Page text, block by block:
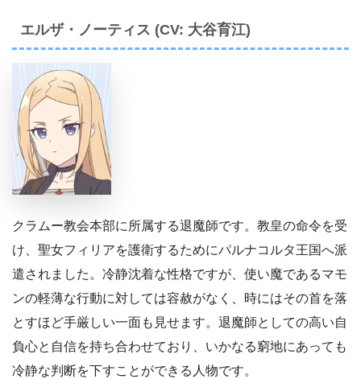
エルザ・ノーティス (CV: 大谷育江)
クラムー教会本部に所属する退魔師です。教皇の命令を受
け、聖女フィリアを護衛するためにパルナコルタ王国へ派
遣されました。冷静沈着な性格ですが、使い魔であるマモ
ンの軽薄な行動に対しては容赦がなく、時にはその首を落
とすほど手厳しい一面も見せます。退魔師としての高い自
負心と自信を持ち合わせており、いかなる窮地にあっても
冷静な判断を下すことができる人物です。